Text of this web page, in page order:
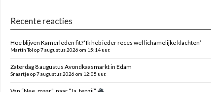
Recente reacties
Hoe blijven Kamerleden fit? ‘Ik heb ieder reces wel lichamelijke klachten’
Martin Tol op 7 augustus 2026 om 15:14 uur.
Zaterdag 8 augustus Avondkaasmarkt in Edam
Snaartje op 7 augustus 2026 om 12:05 uur.